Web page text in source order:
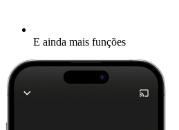
E ainda mais funções